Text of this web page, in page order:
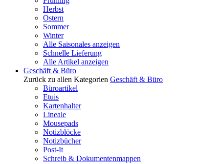
Herbst
Ostern
Sommer
Winter
Alle Saisonales anzeigen
Schnelle Lieferung
Alle Artikel anzeigen
Geschäft & Büro
Zurück zu allen Kategorien Geschäft & Büro
Büroartikel
Etuis
Kartenhalter
Lineale
Mousepads
Notizblöcke
Notizbücher
Post-It
Schreib & Dokumentenmappen